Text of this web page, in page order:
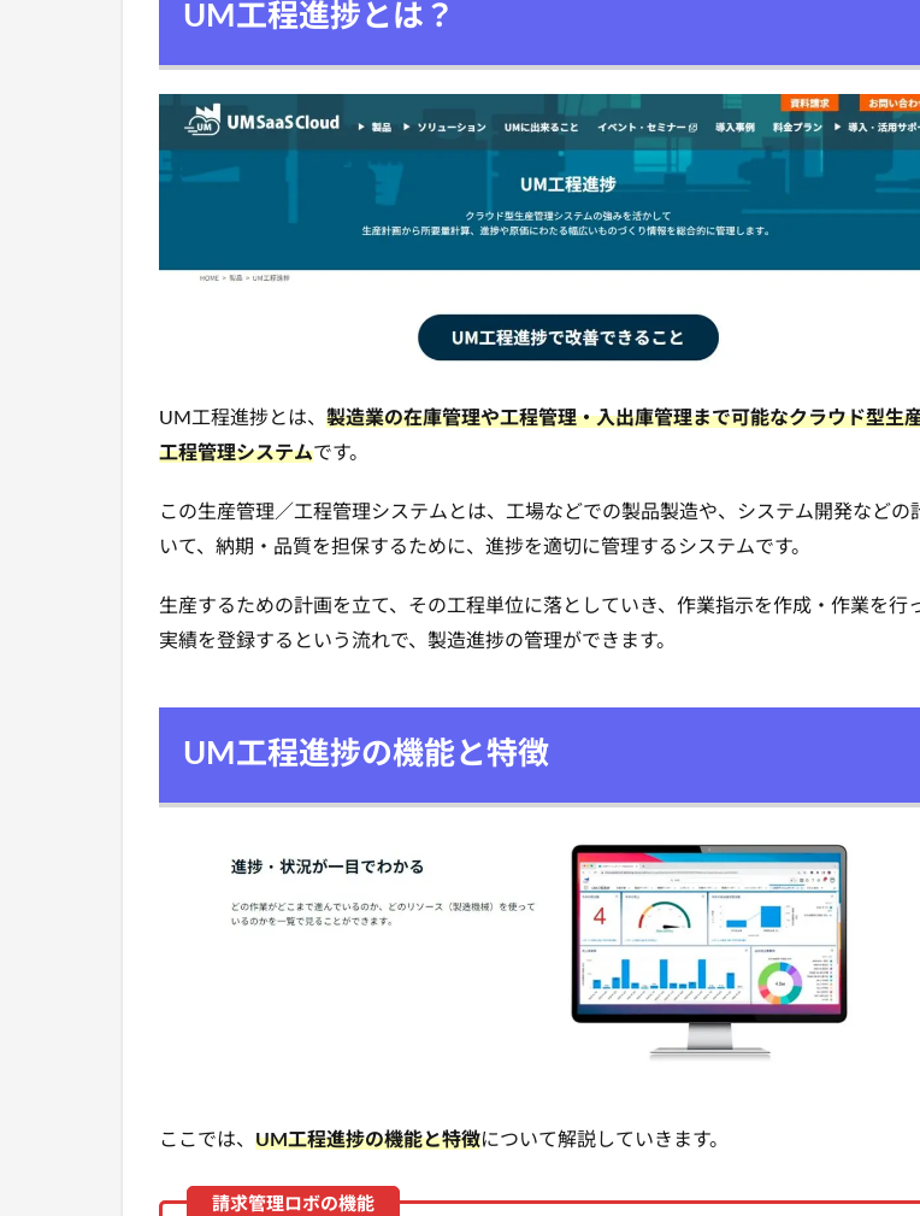
UM工程進捗とは？
UM工程進捗とは、 製造業の在庫管理や工程管理・入出庫管理まで可能なクラウド型生
工程管理システムです。
この生産管理／工程管理システムとは、工場などでの製品製造や、システム開発などの
いて、納期・品質を担保するために、進捗を適切に管理するシステムです。
生産するための計画を立て、その工程単位に落としていき、作業指示を作成・作業を行
実績を登録するという流れで、製造進捗の管理ができます。
UM工程進捗の機能と特徴
ここでは、 UM工程進捗の機能と特徴について解説していきます。